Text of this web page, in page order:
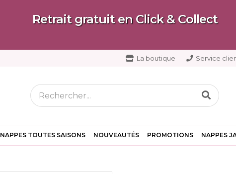
Retrait gratuit en Click & Collect
La boutique Service
NAPPES TOUTES SAISONS NOUVEAUTÉS PROMOTIONS NAPPES